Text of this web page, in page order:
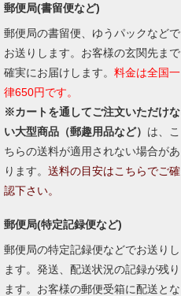
郵便局(書留便など)
郵便局の書留便、ゆうパックなどで
お送りします。お客様の玄関先まで
確実にお届けします。 料金は全国一
律650円です。
※カートを通してご注文いただけな
い大型商品（郵趣用品など） は、こ
ちらの送料が適用されない場合があ
ります。 送料の目安はこちらでご確
認下さい。
郵便局(特定記録便など)
郵便局の特定記録便などでお送りし
ます。発送、配送状況の記録が残り
ます。お客様の郵便受箱に配送とな